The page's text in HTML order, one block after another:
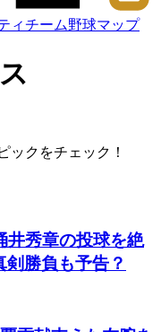
ィチーム野球マップ
ックをチェック！
井秀章の投球を絶
勝負も予告？